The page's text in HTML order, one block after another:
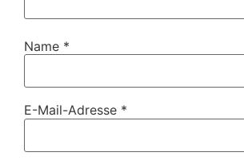
Name *
E-Mail-Adresse *